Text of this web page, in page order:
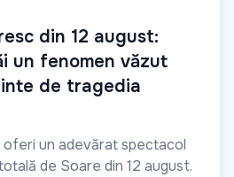
din 12 august:
un fenomen văzut
de tragedia
un adevărat spectacol
de Soare din 12 august.